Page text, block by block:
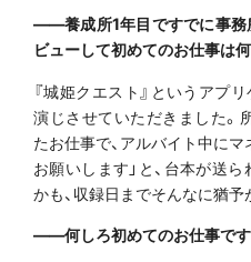
――養成所1年目ですでに事務
ビューして初めてのお仕事は
『城姫クエスト』というアプ
演じさせていただきました。
たお仕事で、アルバイト中にマ
お願いします」と、台本が送
かも、収録日までそんなに猶予
――何しろ初めてのお仕事です